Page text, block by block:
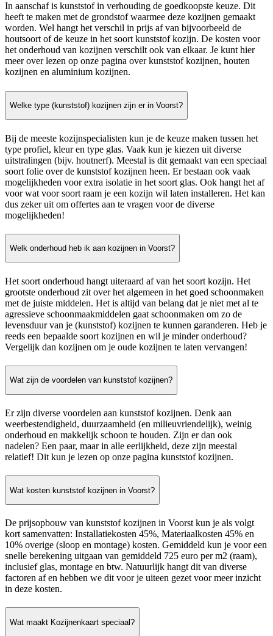
In aanschaf is kunststof in verhouding de goedkoopste keuze. Dit
heeft te maken met de grondstof waarmee deze kozijnen gemaakt
worden. Wel hangt het verschil in prijs af van bijvoorbeeld de
houtsoort of de keuze in het soort kunststof kozijn. De kosten voor
het onderhoud van kozijnen verschilt ook van elkaar. Je kunt hier
meer over lezen op onze pagina over kunststof kozijnen, houten
kozijnen en aluminium kozijnen.
Welke type (kunststof) kozijnen zijn er in Voorst?
Bij de meeste kozijnspecialisten kun je de keuze maken tussen het
type profiel, kleur en type glas. Vaak kun je kiezen uit diverse
uitstralingen (bijv. houtnerf). Meestal is dit gemaakt van een speciaal
soort folie over de kunststof kozijnen heen. Er bestaan ook vaak
mogelijkheden voor extra isolatie in het soort glas. Ook hangt het af
voor wat voor soort raam je een kozijn wil laten installeren. Het kan
dus zeker uit om offertes aan te vragen voor de diverse
mogelijkheden!
Welk onderhoud heb ik aan kozijnen in Voorst?
Het soort onderhoud hangt uiteraard af van het soort kozijn. Het
grootste onderhoud zit over het algemeen in het goed schoonmaken
met de juiste middelen. Het is altijd van belang dat je niet met al te
agressieve schoonmaakmiddelen gaat schoonmaken om zo de
levensduur van je (kunststof) kozijnen te kunnen garanderen. Heb je
reeds een bepaalde soort kozijnen en wil je minder onderhoud?
Vergelijk dan kozijnen om je oude kozijnen te laten vervangen!
Wat zijn de voordelen van kunststof kozijnen?
Er zijn diverse voordelen aan kunststof kozijnen. Denk aan
weerbestendigheid, duurzaamheid (en milieuvriendelijk), weinig
onderhoud en makkelijk schoon te houden. Zijn er dan ook
nadelen? Een paar, maar in alle eerlijkheid, deze zijn meestal
relatief! Dit kun je lezen op onze pagina kunststof kozijnen.
Wat kosten kunststof kozijnen in Voorst?
De prijsopbouw van kunststof kozijnen in Voorst kun je als volgt
kort samenvatten: Installatiekosten 45%, Materiaalkosten 45% en
10% overige (sloop en montage) kosten. Gemiddeld kun je voor een
snelle berekening uitgaan van gemiddeld 725 euro per m2 (raam),
inclusief glas, montage en btw. Natuurlijk hangt dit van diverse
factoren af en hebben we dit voor je uiteen gezet voor meer inzicht
in deze kosten.
Wat maakt Kozijnenkaart speciaal?